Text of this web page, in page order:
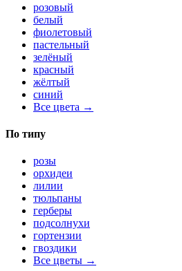
розовый
белый
фиолетовый
пастельный
зелёный
красный
жёлтый
синий
Все цвета →
По типу
розы
орхидеи
лилии
тюльпаны
герберы
подсолнухи
гортензии
гвоздики
Все цветы →